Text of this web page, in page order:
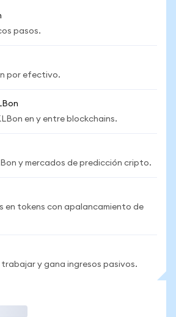
pasos.
por efectivo.
en y entre blockchains.
y mercados de predicción cripto.
en tokens con apalancamiento de
y gana ingresos pasivos.